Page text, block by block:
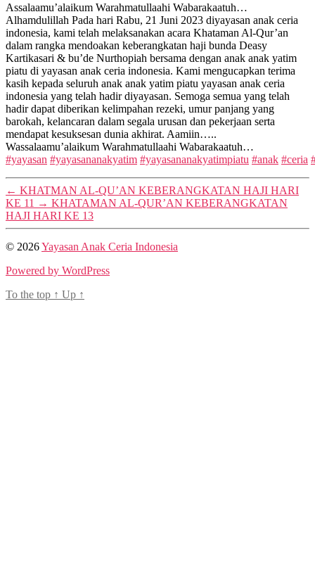
Assalaamu’alaikum Warahmatullaahi Wabarakaatuh…
Alhamdulillah Pada hari Rabu, 21 Juni 2023 diyayasan anak ceria
indonesia, kami telah melaksanakan acara Khataman Al-Qur’an
dalam rangka mendoakan keberangkatan haji bunda Deasy
Kartikasari & bu’de Nurthopiah bersama dengan anak anak yatim
piatu di yayasan anak ceria indonesia. Kami mengucapkan terima
kasih kepada seluruh anak anak yatim piatu yayasan anak ceria
indonesia yang telah hadir diyayasan. Semoga semua yang telah
hadir dapat diberikan kelimpahan rezeki, umur panjang yang
barokah, kelancaran dalam segala urusan dan pekerjaan serta
mendapat kesuksesan dunia akhirat. Aamiin…..
Wassalaamu’alaikum Warahmatullaahi Wabarakaatuh…
#yayasan #yayasananakyatim #yayasananakyatimpiatu #anak #ceria
← KHATMAN AL-QU’AN KEBERANGKATAN HAJI HARI
KE 11 → KHATAMAN AL-QUR’AN KEBERANGKATAN
HAJI HARI KE 13
© 2026Yayasan Anak Ceria Indonesia
Powered by WordPress
To the top ↑ Up ↑